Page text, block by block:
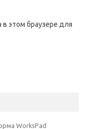
в этом браузере для
WorksPad